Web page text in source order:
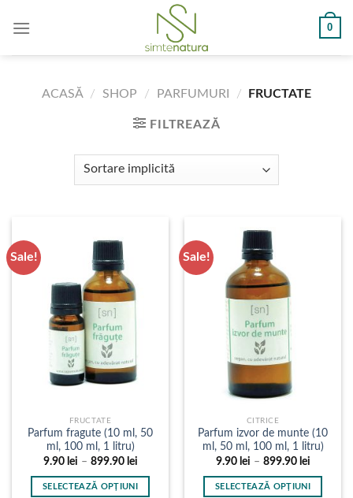
0
ACASĂ / SHOP / PARFUMURI / FRUCTATE
FILTREAZĂ
Sale!
FRUCTATE
Parfum fragute (10 ml, 50
ml, 100 ml, 1 litru)
9.90 lei – 899.90 leiInterval
prețuri:
9.90 lei
SELECTEAZĂ OPȚIUNI
Sale!
CITRICE
Parfum izvor de munte (10
ml, 50 ml, 100 ml, 1 litru)
9.90 lei – 899.90 leiInterval
prețuri:
9.90 lei
SELECTEAZĂ OPȚIUNI